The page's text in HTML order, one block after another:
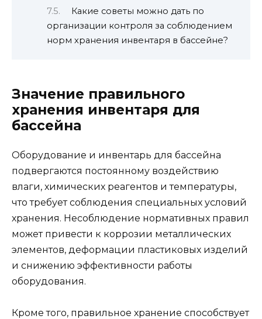
Какие советы можно дать по
организации контроля за соблюдением
норм хранения инвентаря в бассейне?
Значение правильного
хранения инвентаря для
бассейна
Оборудование и инвентарь для бассейна
подвергаются постоянному воздействию
влаги, химических реагентов и температуры,
что требует соблюдения специальных условий
хранения. Несоблюдение нормативных правил
может привести к коррозии металлических
элементов, деформации пластиковых изделий
и снижению эффективности работы
оборудования.
Кроме того, правильное хранение способствует